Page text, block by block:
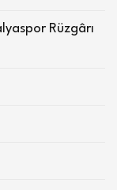
Rüzgârı